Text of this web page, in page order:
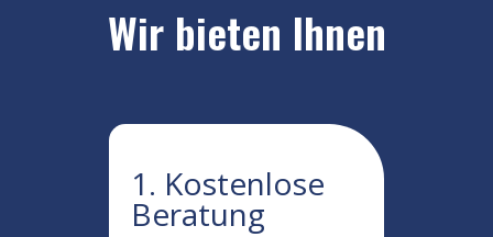
Wir bieten Ihnen
1. Kostenlose
Beratung